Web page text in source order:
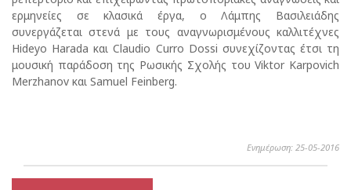
ερμηνείες σε κλασικά έργα, ο Λάμπης Βασιλειάδης
συνεργάζεται στενά με τους αναγνωρισμένους καλλιτέχνες
Hideyo Harada και Claudio Curro Dossi συνεχίζοντας έτσι τη
μουσική παράδοση της Ρωσικής Σχολής του Viktor Karpovich
Merzhanov και Samuel Feinberg.
Ενημέρωση: 25-05-2016